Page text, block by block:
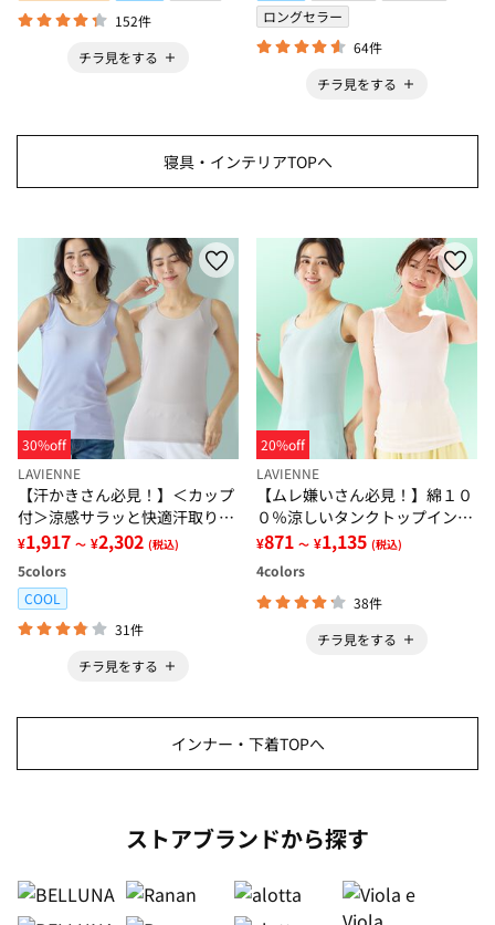
152件
チラ見をする
ロングセラー
64件
チラ見をする
寝具・インテリアTOPへ
30%off
LAVIENNE
【汗かきさん必見！】＜カップ
付＞涼感サラッと快適汗取りタ
ンクトップインナー＜さらりラ
ボ＞
¥1,917 ～ ¥2,302 (税込)
5colors
COOL
31件
チラ見をする
20%off
LAVIENNE
【ムレ嫌いさん必見！】綿１０
０％涼しいタンクトップインナ
ー＜さらりラボ＞
¥871 ～ ¥1,135 (税込)
4colors
38件
チラ見をする
インナー・下着TOPへ
ストアブランドから探す